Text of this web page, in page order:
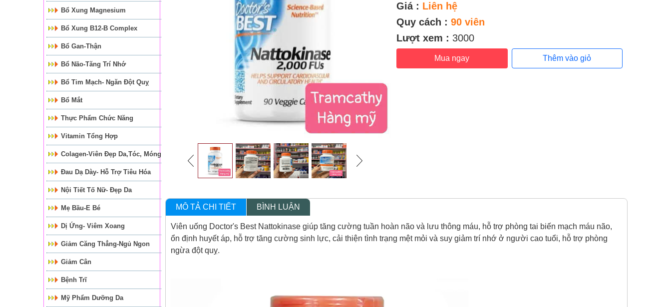
Bổ Xung Magnesium
Bổ Xung B12-B Complex
Bổ Gan-Thận
Bổ Não-Tăng Trí Nhớ
Bổ Tim Mạch- Ngăn Đột Quỵ
Bổ Mắt
Thực Phẩm Chức Năng
Vitamin Tổng Hợp
Colagen-Viên Đẹp Da,tóc, Móng
Đau Dạ Dày- Hỗ Trợ Tiêu Hóa
Nội Tiết Tố Nữ- Đẹp Da
Mẹ Bầu-E Bé
Dị Ứng- Viêm Xoang
Giảm Căng Thẳng-Ngủ Ngon
Giảm Cân
Bệnh Trĩ
Mỹ Phẩm Dưỡng Da
Giá : Liên hệ
Quy cách : 90 viên
Lượt xem : 3000
Mua ngay Thêm vào giỏ
MÔ TẢ CHI TIẾT BÌNH LUẬN
Viên uống Doctor's Best Nattokinase giúp tăng cường tuần hoàn não và lưu thông máu, hỗ trợ phòng tai biến mạch máu não,
ổn định huyết áp, hỗ trợ tăng cường sinh lực, cải thiện tình trạng mệt mỏi và suy giảm trí nhớ ở người cao tuổi, hỗ trợ phòng
ngừa đột quỵ.